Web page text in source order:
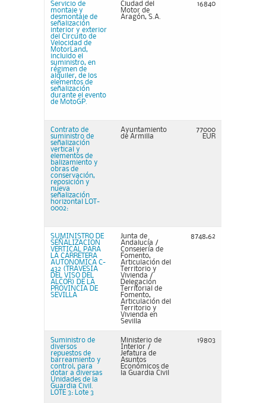
Servicio de
montaje y
desmontaje de
señalización
interior y exterior
del Circuito de
Velocidad de
MotorLand,
incluido el
suministro, en
régimen de
alquiler, de los
elementos de
señalización
durante el evento
de MotoGP.
Ciudad del
Motor de
Aragón, S.A.
16840
Contrato de
suministro de
señalización
vertical y
elementos de
balizamiento y
obras de
conservación,
reposición y
nueva
señalización
horizontal LOT-
0002:
Ayuntamiento
de Armilla
77000
EUR
SUMINISTRO DE
SEÑALIZACION
VERTICAL PARA
LA CARRETERA
AUTONOMICA C-
432 (TRAVESIA
DEL VISO DEL
ALCOR) DE LA
PROVINCIA DE
SEVILLA
Junta de
Andalucía /
Consejería de
Fomento,
Articulación del
Territorio y
Vivienda /
Delegación
Territorial de
Fomento,
Articulación del
Territorio y
Vivienda en
Sevilla
8748,62
Suministro de
diversos
repuestos de
barreamiento y
control, para
dotar a diversas
Unidades de la
Guardia Civil.
LOTE 3: Lote 3
Ministerio de
Interior /
Jefatura de
Asuntos
Económicos de
la Guardia Civil
19803